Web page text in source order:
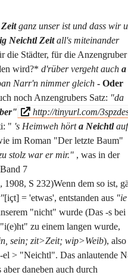
ganz unser ist und dass wir
Neichtl Zeitall's miteinander
die Städter, für die
wird?* d'rüber vergeht auch a
Narr'n nimmer gleich - Oder
noch Anzengrubers Satz: "da
http://tinyurl.com/
" 's Heimweh hörta Neichtl
im Roman "Der letzte Baum"
stolz war er mir." , was in der
7
S 232)Wenn dem so ist,
[içt] = 'etwas', entstanden aus "ie
"nicht" wurde (Das -s bei
zu einem langen wurde,
sein; zit>Zeit; wip>Weib), also
> "Neichtl". Das anlautende
daneben auch durch